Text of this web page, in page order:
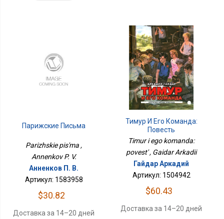
Парижские Письма
Parizhskie pis'ma ,
Annenkov P. V.
Анненков П. В.
Артикул: 1583958
$30.82
Доставка за 14–20 дней
Тимур И Его Команда:
Повесть
Timur i ego komanda:
povest' , Gaidar Arkadii
Гайдар Аркадий
Артикул: 1504942
$60.43
Доставка за 14–20 дней